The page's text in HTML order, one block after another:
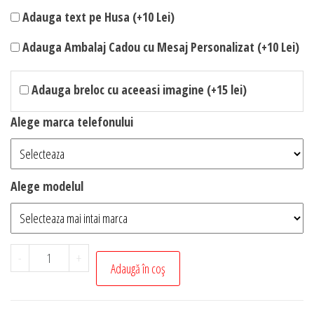
Adauga text pe Husa (+10 Lei)
Adauga Ambalaj Cadou cu Mesaj Personalizat (+10 Lei)
Adauga breloc cu aceeasi imagine (+15 lei)
Alege marca telefonului
Alege modelul
-
Cantitate
Husa
+
Adaugă în coș